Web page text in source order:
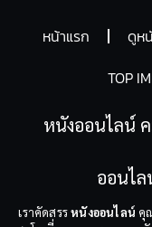
หน้าแรก ดูห
TOP
หนังออนไลน์
ออนไล
เราคัดสรรหนังออนไลน์ คุ